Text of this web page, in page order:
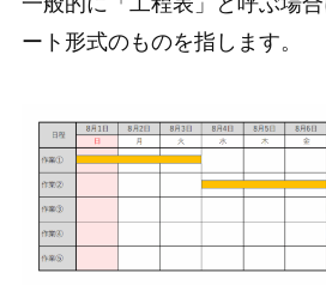
ート形式のものを指します。